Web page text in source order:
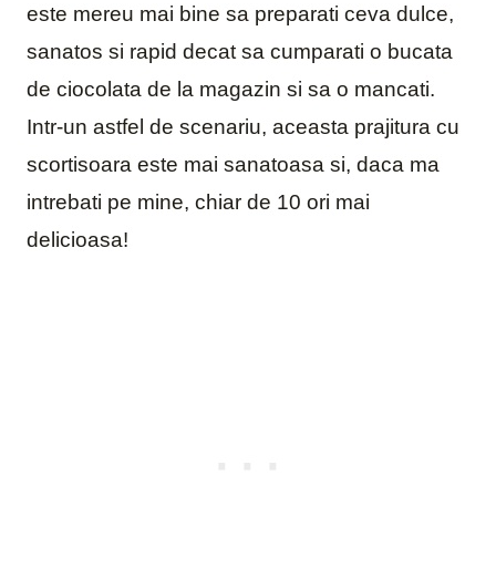
este mereu mai bine sa preparati ceva dulce,
sanatos si rapid decat sa cumparati o bucata
de ciocolata de la magazin si sa o mancati.
Intr-un astfel de scenariu, aceasta prajitura cu
scortisoara este mai sanatoasa si, daca ma
intrebati pe mine, chiar de 10 ori mai
delicioasa!